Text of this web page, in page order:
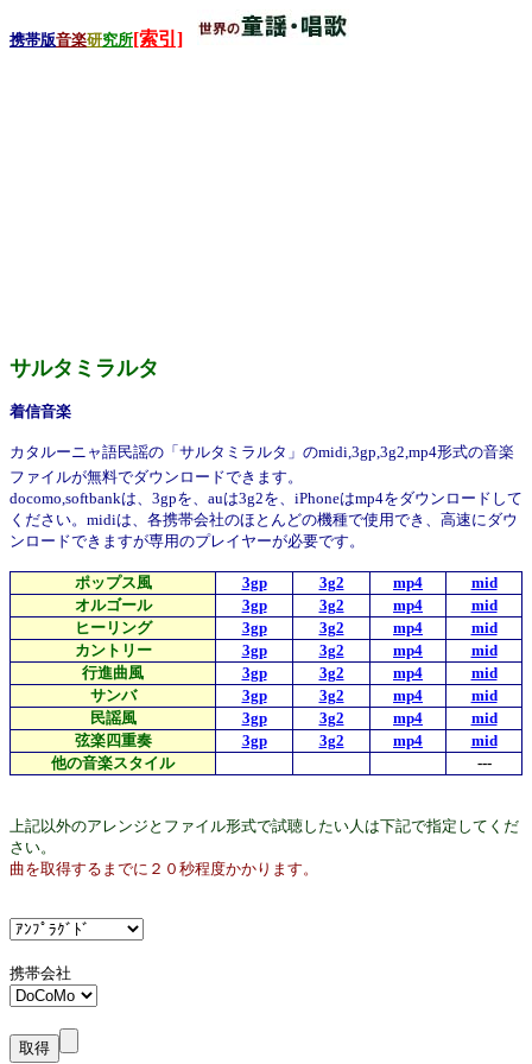
携帯版音楽研究所[索引]
サルタミラルタ
着信音楽
カタルーニャ語民謡の「サルタミラルタ」のmidi,3gp,3g2,mp4形式の音楽
ファイルが無料でダウンロードできます。
docomo,softbankは、3gpを、auは3g2を、iPhoneはmp4をダウンロードして
ください。midiは、各携帯会社のほとんどの機種で使用でき、高速にダウ
ンロードできますが専用のプレイヤーが必要です。
ポップス風 3gp 3g2 mp4
mid
オルゴール
3gp 3g2 mp4
mid
ヒーリング
3gp 3g2 mp4
mid
カントリー
3gp 3g2 mp4
mid
行進曲風
3gp 3g2 mp4
mid
サンバ
3gp 3g2 mp4
mid
民謡風
3gp 3g2 mp4
mid
弦楽四重奏
3gp 3g2 mp4
mid
他の音楽スタイル
---
上記以外のアレンジとファイル形式で試聴したい人は下記で指定してくだ
さい。
曲を取得するまでに２０秒程度かかります。
携帯会社